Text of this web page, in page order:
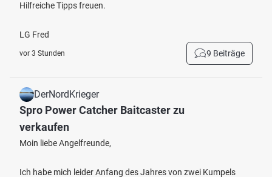
Hilfreiche Tipps freuen.
LG Fred
vor 3 Stunden 9 Beiträge
DerNordKrieger
Spro Power Catcher Baitcaster zu
verkaufen
Moin liebe Angelfreunde,
Ich habe mich leider Anfang des Jahres von zwei Kumpels